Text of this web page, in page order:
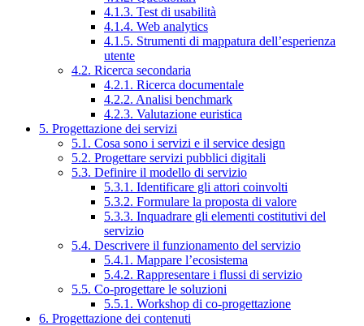
4.1.3. Test di usabilità
4.1.4. Web analytics
4.1.5. Strumenti di mappatura dell’esperienza
utente
4.2. Ricerca secondaria
4.2.1. Ricerca documentale
4.2.2. Analisi benchmark
4.2.3. Valutazione euristica
5. Progettazione dei servizi
5.1. Cosa sono i servizi e il service design
5.2. Progettare servizi pubblici digitali
5.3. Definire il modello di servizio
5.3.1. Identificare gli attori coinvolti
5.3.2. Formulare la proposta di valore
5.3.3. Inquadrare gli elementi costitutivi del
servizio
5.4. Descrivere il funzionamento del servizio
5.4.1. Mappare l’ecosistema
5.4.2. Rappresentare i flussi di servizio
5.5. Co-progettare le soluzioni
5.5.1. Workshop di co-progettazione
6. Progettazione dei contenuti